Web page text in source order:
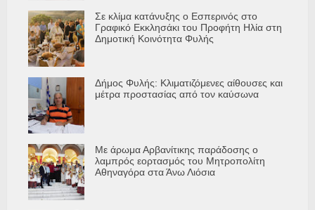
Σε κλίμα κατάνυξης ο Εσπερινός στο
Γραφικό Εκκλησάκι του Προφήτη Ηλία στη
Δημοτική Κοινότητα Φυλής
Δήμος Φυλής: Κλιματιζόμενες αίθουσες και
μέτρα προστασίας από τον καύσωνα
Με άρωμα Αρβανίτικης παράδοσης ο
λαμπρός εορτασμός του Μητροπολίτη
Αθηναγόρα στα Άνω Λιόσια